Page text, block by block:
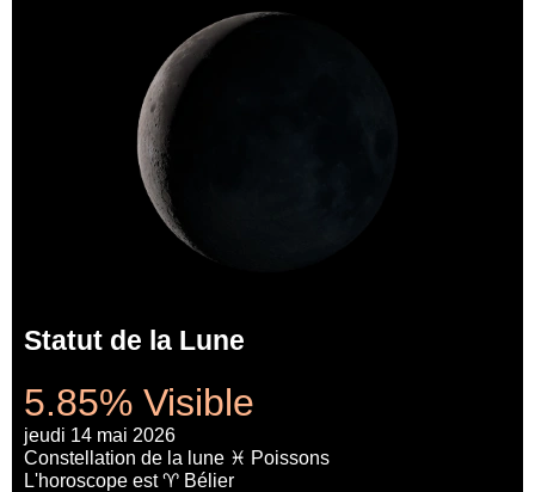
Statut de la Lune
5.85% Visible
jeudi 14 mai 2026
Constellation de la lune ♓ Poissons
L'horoscope est ♈ Bélier